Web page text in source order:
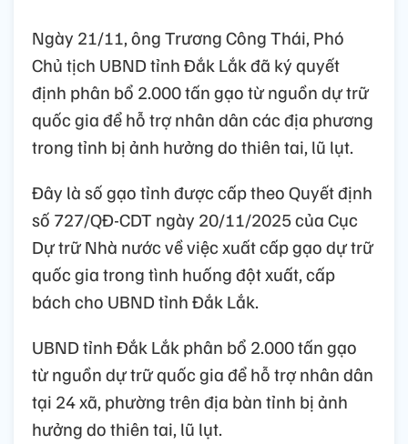
Ngày 21/11, ông Trương Công Thái, Phó
Chủ tịch UBND tỉnh Đắk Lắk đã ký quyết
định phân bổ 2.000 tấn gạo từ nguồn dự trữ
quốc gia để hỗ trợ nhân dân các địa phương
trong tỉnh bị ảnh hưởng do thiên tai, lũ lụt.
Đây là số gạo tỉnh được cấp theo Quyết định
số 727/QĐ-CDT ngày 20/11/2025 của Cục
Dự trữ Nhà nước về việc xuất cấp gạo dự trữ
quốc gia trong tình huống đột xuất, cấp
bách cho UBND tỉnh Đắk Lắk.
UBND tỉnh Đắk Lắk phân bổ 2.000 tấn gạo
từ nguồn dự trữ quốc gia để hỗ trợ nhân dân
tại 24 xã, phường trên địa bàn tỉnh bị ảnh
hưởng do thiên tai, lũ lụt.